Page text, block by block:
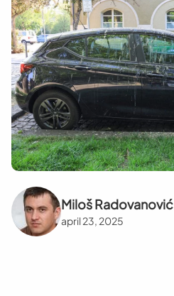
Miloš Radovanović
april 23, 2025